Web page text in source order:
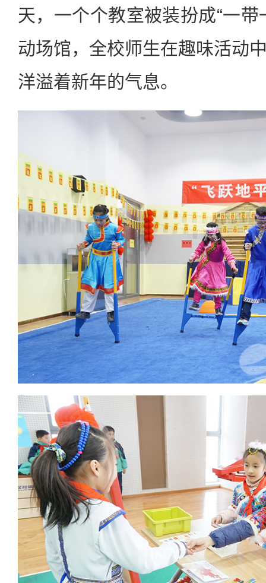
天，一个个教室被装扮成“一
动场馆，全校师生在趣味活动
洋溢着新年的气息。